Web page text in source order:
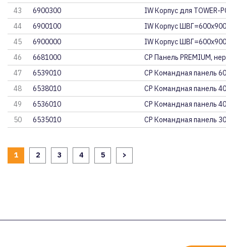
43
6900300
IW Корпус для TOWER-
44
6900100
IW Корпус
45
6900000
IW Корпус
46
6681000
CP Панель PREMIUM,
47
6539010
CP Командная панель
48
6538010
CP Командная панель
49
6536010
CP Командная панель
50
6535010 CP Командная панель
1 2 3 4 5 >